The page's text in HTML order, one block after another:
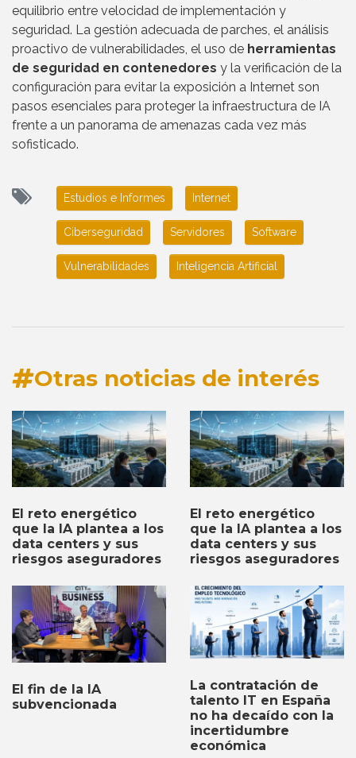
equilibrio entre velocidad de implementación y
seguridad. La gestión adecuada de parches, el análisis
proactivo de vulnerabilidades, el uso de herramientas
de seguridad en contenedores y la verificación de la
configuración para evitar la exposición a Internet son
pasos esenciales para proteger la infraestructura de IA
frente a un panorama de amenazas cada vez más
sofisticado.
Estudios e Informes Internet
Ciberseguridad Servidores Software
Vulnerabilidades Inteligencia Artificial
Otras noticias de interés
El reto energético
que la IA plantea a los
data centers y sus
riesgos aseguradores
El reto energético
que la IA plantea a los
data centers y sus
riesgos aseguradores
El fin de la IA
subvencionada
La contratación de
talento IT en España
no ha decaído con la
incertidumbre
económica